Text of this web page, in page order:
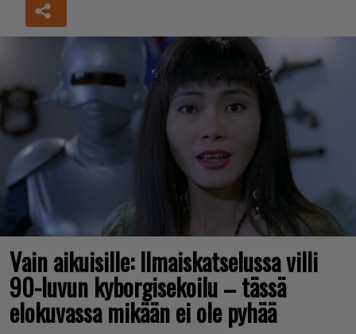
Vain aikuisille: Ilmaiskatselussa villi
90-luvun kyborgisekoilu – tässä
elokuvassa mikään ei ole pyhää